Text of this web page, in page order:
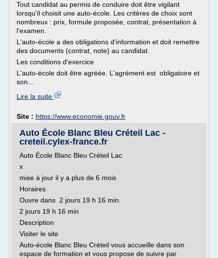
Tout candidat au permis de conduire doit être vigilant
lorsqu'il choisit une auto-école. Les critères de choix sont
nombreux : prix, formule proposée, contrat, présentation à
l'examen.
L'auto-école a des obligations d'information et doit remettre
des documents (contrat, note) au candidat.
Les conditions d'exercice
L'auto-école doit être agréée. L'agrément est obligatoire et
son...
Lire la suite
Site : https://www.economie.gouv.fr
Auto École Blanc Bleu Créteil Lac -
creteil.cylex-france.fr
Auto École Blanc Bleu Créteil Lac
x
mise à jour il y a plus de 6 mois
Horaires
Ouvre dans 2 jours 19 h 16 min.
2 jours 19 h 16 min
Description
Visiter le site
Auto-école Blanc Bleu Créteil vous accueille dans son
espace de formation et vous propose de suivre par